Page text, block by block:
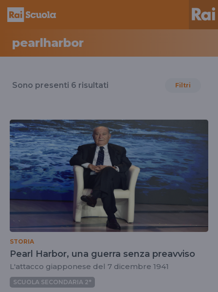
pearlharbor
il
pearlharbor
Sono presenti 6 risultati Filtri
STORIA
Pearl Harbor, una guerra senza preavviso
L'attacco giapponese del 7 dicembre 1941
SCUOLA SECONDARIA 2°